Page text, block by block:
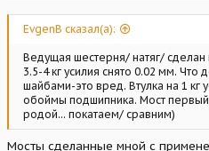
EvgenB сказал(а):
Ведущая шестерня/ натяг/
3.5-4 кг усилия снято 0.02 мм. Что
шайбами-это вред. Втулка на 1 кг
обоймы подшипника. Мост первый
родой... покатаем/ сравним)
Мосты сделанные мной с